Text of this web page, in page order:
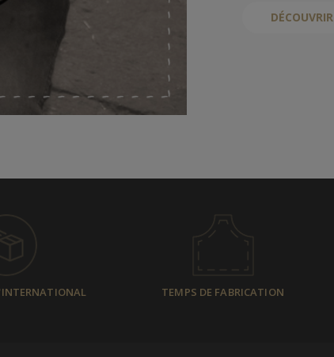
DÉCOUVRIR
TEMPS DE FABRICATION